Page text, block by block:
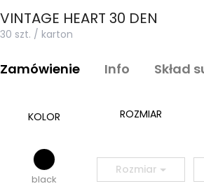
VINTAGE HEART 30 DEN
30 szt. / karton
Zamówienie Info Skład
KOLOR ROZMIAR
black
Rozmiar